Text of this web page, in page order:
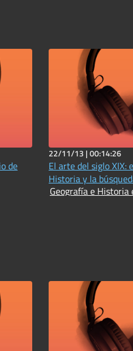
de
22/11/13 |00:14:26
El arte del siglo XIX:
Historia y la
Geografía e Historia